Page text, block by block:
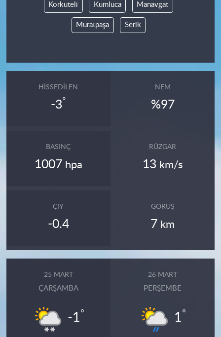
Korkuteli Kumluca Manavgat
Muratpaşa Serik
HISSEDILEN
-3°
NEM
%97
BASINÇ
1007 hpa
RÜZGAR
13 km/s
ÇIY
-0.4
GÖRÜŞ
7 km
25 MART
ÇARŞAMBA
-1°
26 MART
PERŞEMBE
1°